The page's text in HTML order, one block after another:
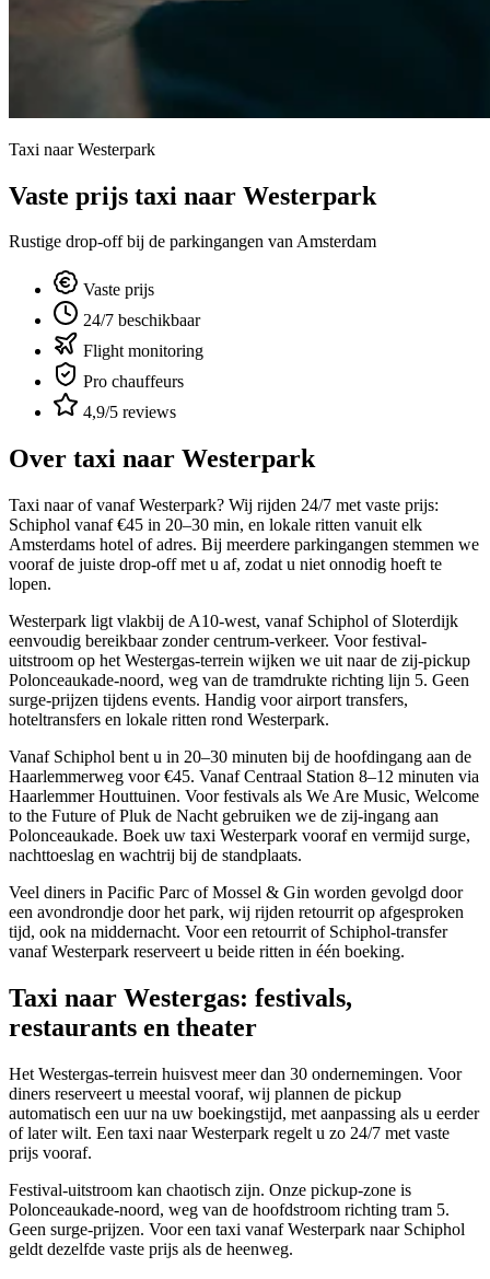
Taxi naar Westerpark
Vaste prijs taxi naar Westerpark
Rustige drop-off bij de parkingangen van Amsterdam
Vaste prijs
24/7 beschikbaar
Flight monitoring
Pro chauffeurs
4,9/5 reviews
Over taxi naar Westerpark
Taxi naar of vanaf Westerpark? Wij rijden 24/7 met vaste prijs:
Schiphol vanaf €45 in 20–30 min, en lokale ritten vanuit elk
Amsterdams hotel of adres. Bij meerdere parkingangen stemmen we
vooraf de juiste drop-off met u af, zodat u niet onnodig hoeft te
lopen.
Westerpark ligt vlakbij de A10-west, vanaf Schiphol of Sloterdijk
eenvoudig bereikbaar zonder centrum-verkeer. Voor festival-
uitstroom op het Westergas-terrein wijken we uit naar de zij-pickup
Polonceaukade-noord, weg van de tramdrukte richting lijn 5. Geen
surge-prijzen tijdens events. Handig voor airport transfers,
hoteltransfers en lokale ritten rond Westerpark.
Vanaf Schiphol bent u in 20–30 minuten bij de hoofdingang aan de
Haarlemmerweg voor €45. Vanaf Centraal Station 8–12 minuten via
Haarlemmer Houttuinen. Voor festivals als We Are Music, Welcome
to the Future of Pluk de Nacht gebruiken we de zij-ingang aan
Polonceaukade. Boek uw taxi Westerpark vooraf en vermijd surge,
nachttoeslag en wachtrij bij de standplaats.
Veel diners in Pacific Parc of Mossel & Gin worden gevolgd door
een avondrondje door het park, wij rijden retourrit op afgesproken
tijd, ook na middernacht. Voor een retourrit of Schiphol-transfer
vanaf Westerpark reserveert u beide ritten in één boeking.
Taxi naar Westergas: festivals,
restaurants en theater
Het Westergas-terrein huisvest meer dan 30 ondernemingen. Voor
diners reserveert u meestal vooraf, wij plannen de pickup
automatisch een uur na uw boekingstijd, met aanpassing als u eerder
of later wilt. Een taxi naar Westerpark regelt u zo 24/7 met vaste
prijs vooraf.
Festival-uitstroom kan chaotisch zijn. Onze pickup-zone is
Polonceaukade-noord, weg van de hoofdstroom richting tram 5.
Geen surge-prijzen. Voor een taxi vanaf Westerpark naar Schiphol
geldt dezelfde vaste prijs als de heenweg.